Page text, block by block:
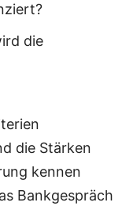
die
die Stärken
kennen
Bankgespräch